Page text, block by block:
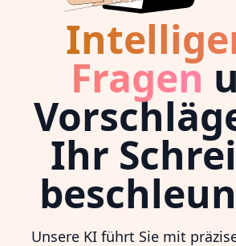
Fragen
Ihr
Unsere KI führt Sie mit